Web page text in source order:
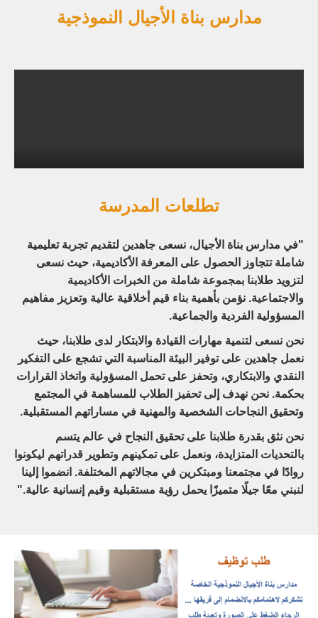
مدارس بناة الأجيال النموذجية
تطلعات المدرسة
"في مدارس بناة الأجيال، نسعى جاهدين لتقديم تجربة تعليمية
شاملة تتجاوز الحصول على المعرفة الأكاديمية، حيث نسعى
لتزويد طلابنا بمجموعة شاملة من الخبرات الأكاديمية
والاجتماعية. نؤمن بأهمية بناء قيم أخلاقية عالية وتعزيز مفاهيم
المسؤولية الفردية والجماعية.
نحن نسعى لتنمية مهارات القيادة والابتكار لدى طلابنا، حيث
نعمل جاهدين على توفير البيئة المناسبة التي تشجع على التفكير
النقدي والابتكاري، وتحفز على تحمل المسؤولية واتخاذ القرارات
بحكمة. نحن نهدف إلى تحفيز الطلاب للمساهمة في المجتمع
وتحقيق النجاحات الشخصية والمهنية في مساراتهم المستقبلية.
نحن نثق بقدرة طلابنا على تحقيق النجاح في عالم يتسم
بالتحديات المتزايدة، ونعمل على تمكينهم وتطوير قدراتهم ليكونوا
روادًا في مجتمعنا ومبتكرين في مجالاتهم المختلفة. انضموا إلينا
لنبني معًا جيلًا متميزًا يحمل رؤية مستقبلية وقيم إنسانية عالية."